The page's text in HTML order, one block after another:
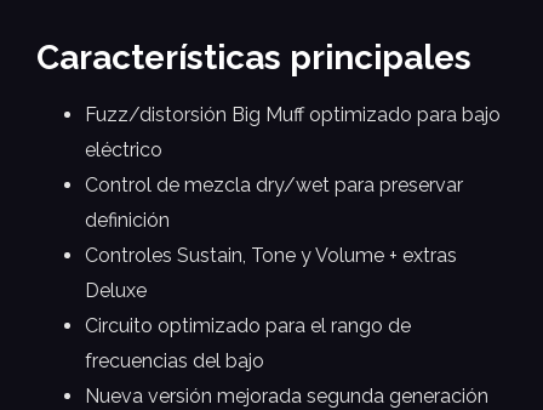
Características principales
Fuzz/distorsión Big Muff optimizado para bajo
eléctrico
Control de mezcla dry/wet para preservar
definición
Controles Sustain, Tone y Volume + extras
Deluxe
Circuito optimizado para el rango de
frecuencias del bajo
Nueva versión mejorada segunda generación